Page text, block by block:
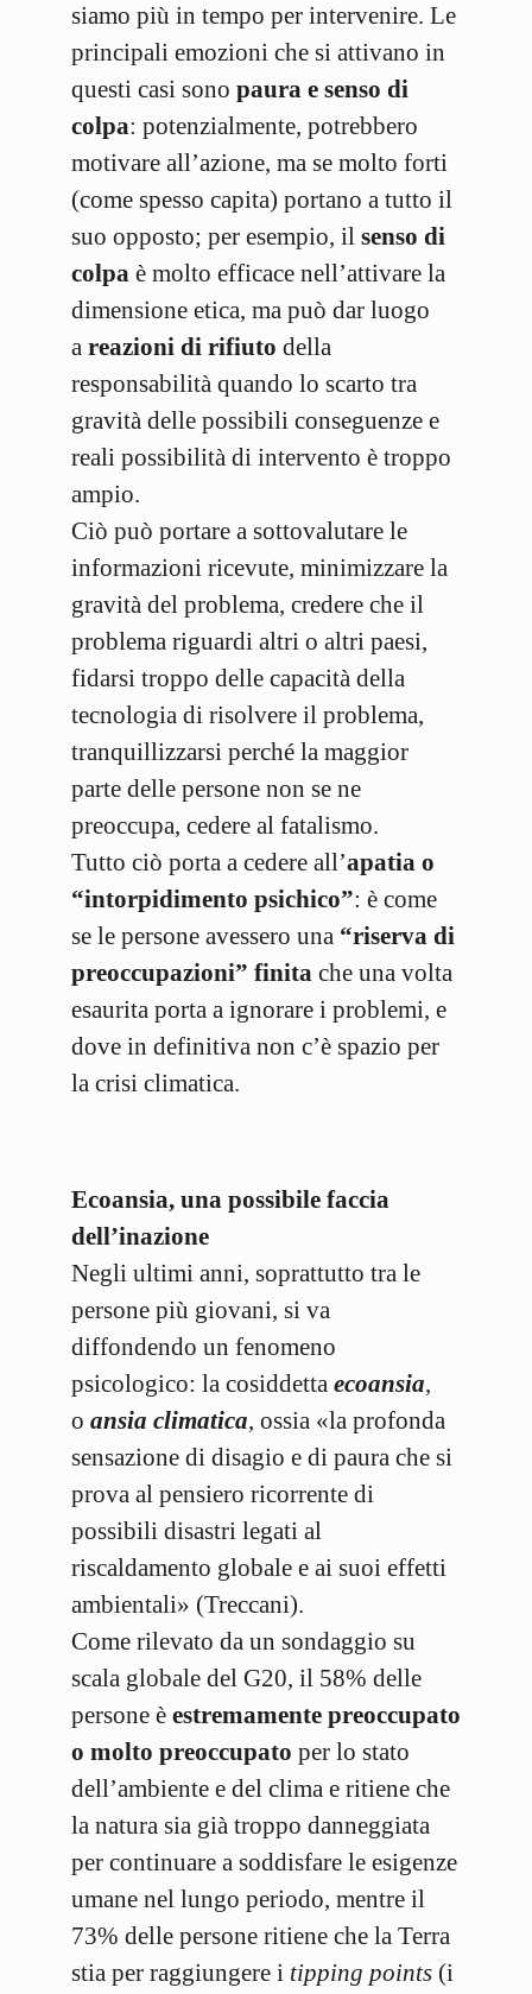
siamo più in tempo per intervenire. Le
principali emozioni che si attivano in
questi casi sono paura e senso di
colpa: potenzialmente, potrebbero
motivare all’azione, ma se molto forti
(come spesso capita) portano a tutto il
suo opposto; per esempio, il senso di
colpa è molto efficace nell’attivare la
dimensione etica, ma può dar luogo
a reazioni di rifiuto della
responsabilità quando lo scarto tra
gravità delle possibili conseguenze e
reali possibilità di intervento è troppo
ampio.
Ciò può portare a sottovalutare le
informazioni ricevute, minimizzare la
gravità del problema, credere che il
problema riguardi altri o altri paesi,
fidarsi troppo delle capacità della
tecnologia di risolvere il problema,
tranquillizzarsi perché la maggior
parte delle persone non se ne
preoccupa, cedere al fatalismo.
Tutto ciò porta a cedere all’apatia o
“intorpidimento psichico”: è come
se le persone avessero una “riserva di
preoccupazioni” finita che una volta
esaurita porta a ignorare i problemi, e
dove in definitiva non c’è spazio per
la crisi climatica.
Ecoansia, una possibile faccia
dell’inazione
Negli ultimi anni, soprattutto tra le
persone più giovani, si va
diffondendo un fenomeno
psicologico: la cosiddetta ecoansia,
o ansia climatica, ossia «la profonda
sensazione di disagio e di paura che si
prova al pensiero ricorrente di
possibili disastri legati al
riscaldamento globale e ai suoi effetti
ambientali» (Treccani).
Come rilevato da un sondaggio su
scala globale del G20, il 58% delle
persone è estremamente preoccupato
o molto preoccupato per lo stato
dell’ambiente e del clima e ritiene che
la natura sia già troppo danneggiata
per continuare a soddisfare le esigenze
umane nel lungo periodo, mentre il
73% delle persone ritiene che la Terra
stia per raggiungere i tipping points (i